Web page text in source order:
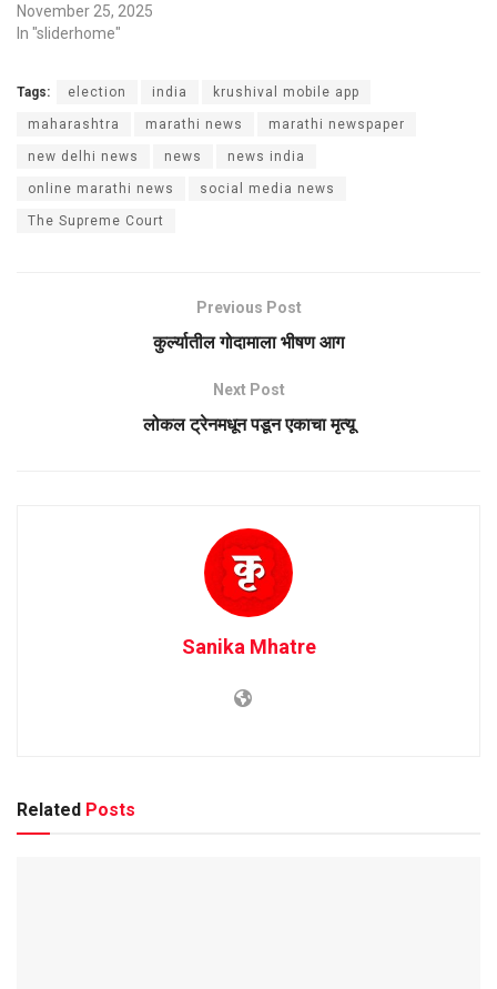
November 25, 2025
In "sliderhome"
Tags: election india krushival mobile app
maharashtra marathi news marathi newspaper
new delhi news news news india
online marathi news social media news
The Supreme Court
Previous Post
कुर्ल्यातील गोदामाला भीषण आग
Next Post
लोकल ट्रेनमधून पडून एकाचा मृत्यू
Sanika Mhatre
Related Posts